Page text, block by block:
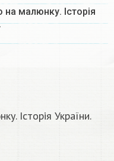
малюнку. Історія
Історія України.